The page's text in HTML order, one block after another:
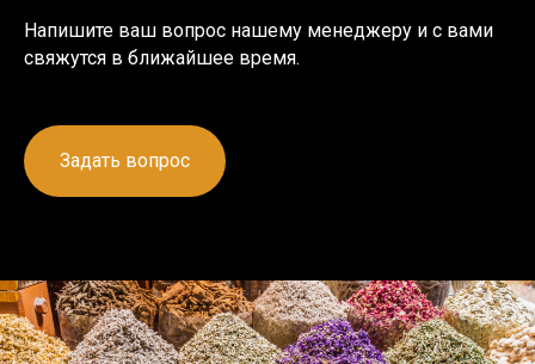
Напишите ваш вопрос нашему менеджеру и с вами
свяжутся в ближайшее время.
Задать вопрос